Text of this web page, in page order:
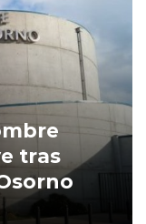
tras